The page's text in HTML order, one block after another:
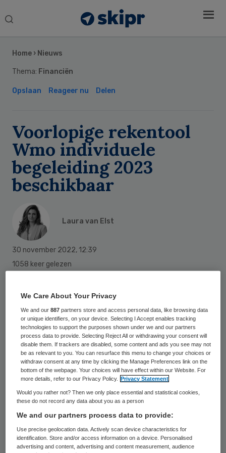
Search
Home › Nieuws
Thema: Financiën
Opslaan Reageer nu Delen
Voorlopige rekentool
Wmo individuele
begeleiding 2023
beschikbaar
Laura van Elst
30 november 2022, 12:39
1058 keer gelezen
tariefberekening van Wmo-huishoudelijke
hulp en individuele begeleiding is sinds
afgelopen dinsdag beschikbaar. In
dezevoorlopige rekentoolzijn alle op dit
moment bekende gegevens voor het
komende jaar geactualiseerd, zoals de cao,
de sociale lasten en verhoging van het
minimum loon.
In opdracht van de VNG, VGN, Zorgthuisnl,
Sidebar
We Care About Your Privacy
We and our887 partners store and access personal data, like browsing data
or unique identifiers, on your device. Selecting I Accept enables tracking
technologies to support the purposes shown under we and our partners
process data to provide. Selecting Reject All or withdrawing your consent will
disable them. If trackers are disabled, some content and ads you see may not
be as relevant to you. You can resurface this menu to change your choices or
withdraw consent at any time by clicking the Manage Preferences link on the
bottom of the webpage. Your choices will have effect within our Website. For
more details, refer to our Privacy Policy.
Privacy Statement
Would you rather not? Then we only place essential and statistical cookies,
these do not record any data about you as a person
We and our partners process data to provide:
Use precise geolocation data. Actively scan device characteristics for
identification. Store and/or access information on a device. Personalised
advertising and content, advertising and content measurement, audience